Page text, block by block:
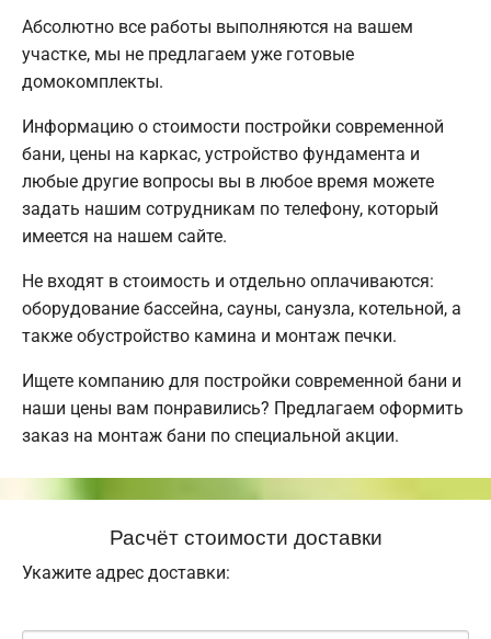
Абсолютно все работы выполняются на вашем
участке, мы не предлагаем уже готовые
домокомплекты.
Информацию о стоимости постройки современной
бани, цены на каркас, устройство фундамента и
любые другие вопросы вы в любое время можете
задать нашим сотрудникам по телефону, который
имеется на нашем сайте.
Не входят в стоимость и отдельно оплачиваются:
оборудование бассейна, сауны, санузла, котельной, а
также обустройство камина и монтаж печки.
Ищете компанию для постройки современной бани и
наши цены вам понравились? Предлагаем оформить
заказ на монтаж бани по специальной акции.
Расчёт стоимости доставки
Укажите адрес доставки: